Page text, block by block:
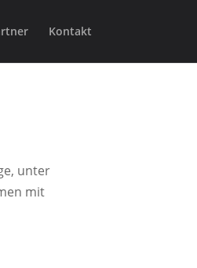
Kontakt
unter
mit